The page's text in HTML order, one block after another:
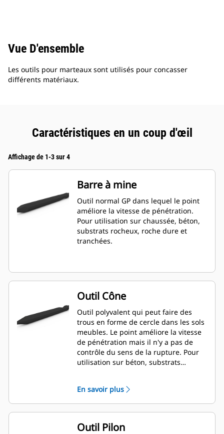
Vue D'ensemble
Les outils pour marteaux sont utilisés pour concasser
différents matériaux.
Caractéristiques en un coup d'œil
Affichage de 1-3 sur 4
Barre à mine
Outil normal GP dans lequel le point
améliore la vitesse de pénétration.
Pour utilisation sur chaussée, béton,
substrats rocheux, roche dure et
tranchées.
Outil Cône
Outil polyvalent qui peut faire des
trous en forme de cercle dans les sols
meubles. Le point améliore la vitesse
de pénétration mais il n'y a pas de
contrôle du sens de la rupture. Pour
utilisation sur béton, substrats
En savoir plus
Outil Pilon